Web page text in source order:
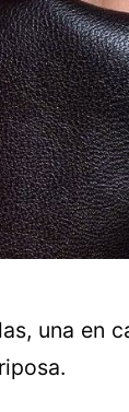
una en